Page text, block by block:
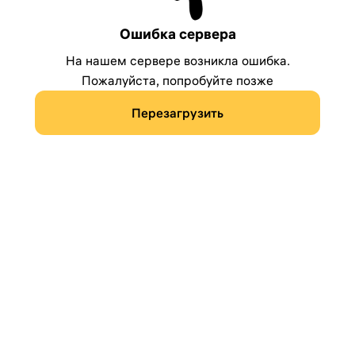
Ошибка сервера
На нашем сервере возникла ошибка.
Пожалуйста, попробуйте позже
Перезагрузить